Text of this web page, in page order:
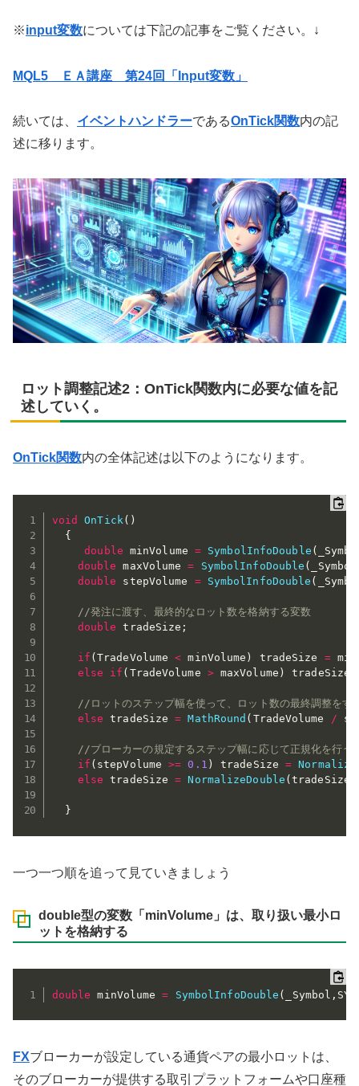
※input変数については下記の記事をご覧ください。↓
MQL5 ＥＡ講座 第24回「Input変数」
続いては、 イベントハンドラーであるOnTick関数内の記
述に移ります。
ロット調整記述2：OnTick関数内に必要な値を記
述していく。
OnTick関数内の全体記述は以下のようになります。
void OnTick( )
{
double minVolume = SymbolInfoDouble (
double maxVolume = SymbolInfoDouble ( _Symbol
double stepVolume = SymbolInfoDouble (
//発注に渡す、最終的なロット数を格納する変数
double tradeSize ;
if (TradeVolume < minVolume ) tradeSize =
else
if ( TradeVolume > maxVolume ) tradeSize
//ロットのステップ幅を使って、ロット数の最終調整をす
else tradeSize = MathRound ( TradeVolume /
//ブローカーの規定するステップ幅に応じて正規化を行う
if ( stepVolume >= 0.1 ) tradeSize =
else tradeSize = NormalizeDouble (tradeSize
}
一つ一つ順を追って見ていきましょう
double型の変数「minVolume」は、取り扱い最小ロ
ットを格納する
double minVolume = SymbolInfoDouble ( _Symbol ,
FXブローカーが設定している通貨ペアの最小ロットは、
そのブローカーが提供する取引プラットフォームや口座種